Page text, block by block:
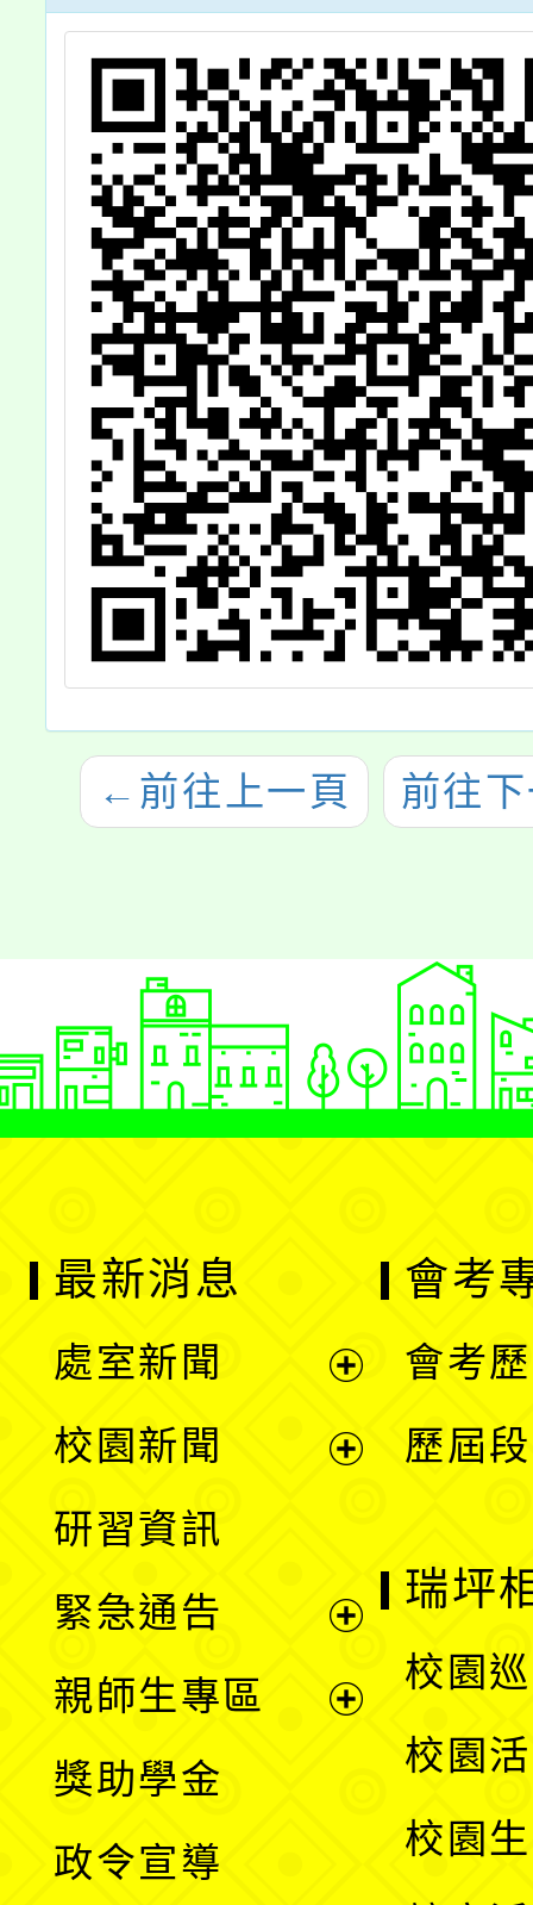
← 前往上一頁 前往
最新消息
處室新聞
單
校園新聞
選
單
研習資訊
緊急通告
親師生專區
獎助學金
政令宣導
會考
會考
歷屆
瑞坪
校園
校園
校園